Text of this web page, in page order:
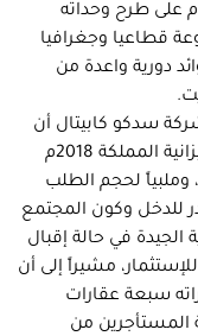
السوق المالية في الرابع من ديسمبر 2017م على طرح وحداته
قطاعيا وجغرافيا
دورية واعدة من
سدكو كابيتال أن
الطرح يأتي مواكباً للمعطيات المبشرة لميزانية المملكة 2018م
وملبياً لحجم الطلب
للدخل وكون المجتمع
الجيدة في حالة إقبال
مشيراً إلى أن
سبعة عقارات
المستأجرين من